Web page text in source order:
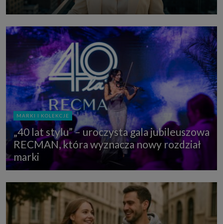
MARKI I KOLEKCJE
„40 lat stylu” – uroczysta gala jubileuszowa
RECMAN, która wyznacza nowy rozdział
marki